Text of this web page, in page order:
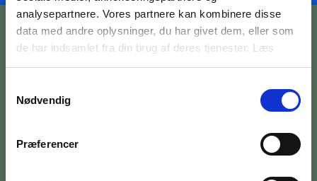
analysepartnere. Vores partnere kan kombinere disse
data med andre oplysninger, du har givet dem, eller som
de har indsamlet fra din brug af deres tjenester. Læs
mereher
Nødvendig
Præferencer
BILETTER OG ÅBNINGSTIDER